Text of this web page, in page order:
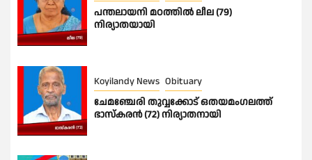
പന്തലായനി മഠത്തിൽ ലീല (79)
നിര്യാതയായി
Koyilandy News Obituary
ചേമഞ്ചേരി തുവ്വക്കോട് ഒതയമംഗലത്ത്
ഭാസ്കരൻ (72) നിര്യാതനായി